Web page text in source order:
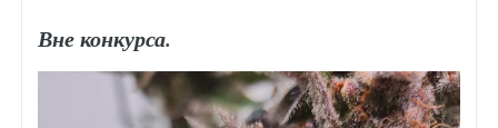
Вне конкурса.